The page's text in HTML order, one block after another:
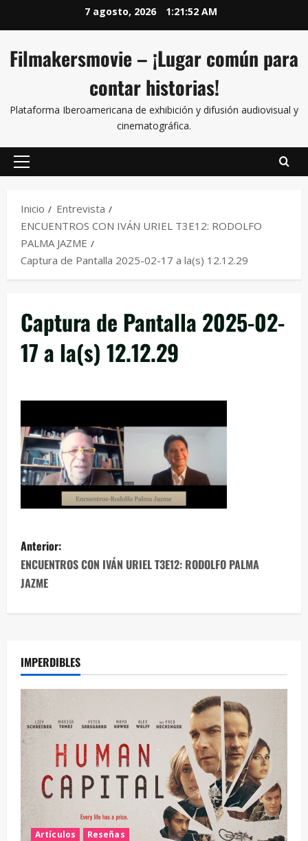
7 agosto, 2026 1:21:53 AM
Filmakersmovie – ¡Lugar común para
contar historias!
Plataforma Iberoamericana de exhibición y difusión audiovisual y
cinematográfica.
Inicio
Entrevista
ENCUENTROS CON IVÁN URIEL T3E12: RODOLFO
PALMA JAZME
Captura de Pantalla 2025-02-17 a la(s) 12.12.29
Captura de Pantalla 2025-02-
17 a la(s) 12.12.29
Anterior:
ENCUENTROS CON IVÁN URIEL T3E12: RODOLFO PALMA
JAZME
IMPERDIBLES
Artículos Reseñas